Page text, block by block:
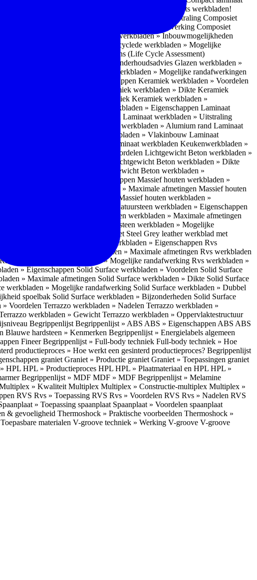
Monteurs: bescherm je bij het droog bewerken van kwarts werkbladen!
Composiet werkbladen » Uitstraling Composiet
Composiet werkbladen » Randafwerking Composiet
Composiet werkbladen » Inbouwmogelijkheden
Gerecyclede werkbladen » Mogelijke
werkbladen » LCA-gegevens (Life Cycle Assessment)
Glazen werkbladen » Onderhoudsadvies Glazen werkbladen »
Glazen werkbladen » Mogelijke randafwerkingen
Keramiek werkbladen » Eigenschappen Keramiek werkbladen » Voordelen
Keramiek werkbladen » Dikte Keramiek
» Mogelijke randafwerking Keramiek Keramiek werkbladen »
» Eigenschappen Laminaat werkbladen » Eigenschappen Laminaat
Laminaat werkbladen Laminaat werkbladen » Uitstraling
werkbladen » ABS/PP Laminaat werkbladen » Alumium rand Laminaat
werkbladen Laminaat werkbladen » Vlakinbouw Laminaat
Laminaat werkbladen » Prijsniveau Laminaat werkbladen Keukenwerkbladen »
Lichtgewicht Beton werkbladen » Voordelen Lichtgewicht Beton werkbladen »
» Maximale afmetingen
Lichtgewicht Beton werkbladen » Dikte
» Mogelijke randafwerking
Lichtgewicht Beton werkbladen »
houten werkbladen » Eigenschappen Massief houten werkbladen »
Massief houten werkbladen » Maximale afmetingen Massief houten
» Mogelijke randafwerking
Massief houten werkbladen »
» Natuursteen werkbladen
Natuursteen werkbladen » Eigenschappen
werkbladen » Uitstraling
Natuursteen werkbladen » Maximale afmetingen
» Randafwerking
Natuursteen werkbladen » Mogelijke
Natuursteen werkbladen » Graniet Steel Grey leather werkblad met
» Rvs werkbladen Rvs werkbladen » Eigenschappen Rvs
» Uitstraling Rvs werkbladen » Maximale afmetingen Rvs werkbladen
Rvs werkbladen » Mogelijke randafwerking Rvs werkbladen »
» EigenschappenSolid Surface werkbladen » Voordelen Solid Surface
» Maximale afmetingen Solid Surface werkbladen » Dikte Solid Surface
werkbladen » Mogelijke randafwerking Solid Surface werkbladen » Dubbel
spoelbak Solid Surface werkbladen » Bijzonderheden Solid Surface
» Voordelen Terrazzo werkbladen » Nadelen Terrazzo werkbladen »
werkbladen » Gewicht Terrazzo werkbladen » Oppervlaktestructuur
Begrippenlijst Begrippenlijst » ABS ABS » Eigenschappen ABS ABS
Blauwe hardsteen » Kenmerken Begrippenlijst » Energielabels algemeen
FineerBegrippenlijst » Full-body techniek Full-body techniek » Hoe
productieproces » Hoe werkt een gesinterd productieproces? Begrippenlijst
graniet Graniet » Productie graniet Graniet » Toepassingen graniet
HPL HPL » Productieproces HPL HPL » Plaatmateriaal en HPL HPL »
Begrippenlijst » MDF MDF » MDF Begrippenlijst » Melamine
» Kwaliteit Multiplex Multiplex » Constructie-multiplex Multiplex »
RVS Rvs » Toepassing RVS Rvs » Voordelen RVS Rvs » Nadelen RVS
» Toepassing spaanplaat Spaanplaat » Voordelen spaanplaat
& gevoeligheid Thermoshock » Praktische voorbeelden Thermoshock »
materialen V-groove techniek » Werking V-groove V-groove